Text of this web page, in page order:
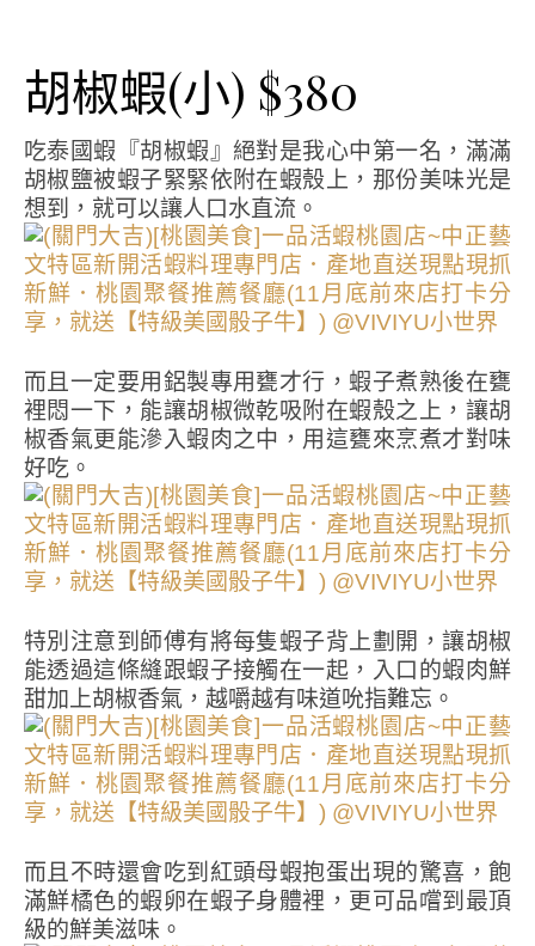
胡椒蝦(小) $380
吃泰國蝦『胡椒蝦』絕對是我心中第一名，滿滿
胡椒鹽被蝦子緊緊依附在蝦殼上，那份美味光是
想到，就可以讓人口水直流。
而且一定要用鋁製專用甕才行，蝦子煮熟後在甕
裡悶一下，能讓胡椒微乾吸附在蝦殼之上，讓胡
椒香氣更能滲入蝦肉之中，用這甕來烹煮才對味
好吃。
特別注意到師傅有將每隻蝦子背上劃開，讓胡椒
能透過這條縫跟蝦子接觸在一起，入口的蝦肉鮮
甜加上胡椒香氣，越嚼越有味道吮指難忘。
而且不時還會吃到紅頭母蝦抱蛋出現的驚喜，飽
滿鮮橘色的蝦卵在蝦子身體裡，更可品嚐到最頂
級的鮮美滋味。